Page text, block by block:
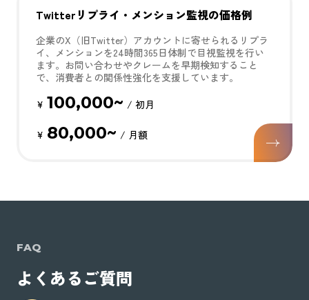
Twitterリプライ・メンション監視の価格例
企業のX（旧Twitter）アカウントに寄せられるリプラ
イ、メンションを24時間365日体制で目視監視を行い
ます。お問い合わせやクレームを早期検知すること
で、消費者との関係性強化を支援しています。
¥ 100,000~ / 初月
¥ 80,000~ / 月額
FAQ
よくあるご質問